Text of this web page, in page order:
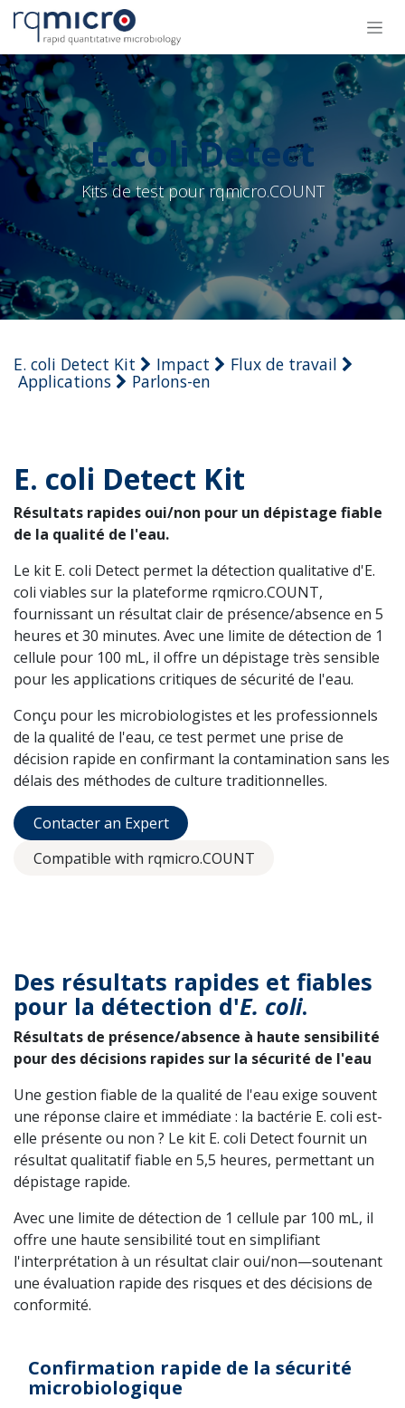
Se rendre au contenu
E. coli Detect
Kits de test pour rqmicro.COUNT
E. coli Detect Kit Impact Flux de travail
Applications Parlons-en
E. coli Detect Kit
Résultats rapides oui/non pour un dépistage fiable
de la qualité de l'eau.
Le kit E. coli Detect permet la détection qualitative d'E.
coli viables sur la plateforme rqmicro.COUNT,
fournissant un résultat clair de présence/absence en 5
heures et 30 minutes. Avec une limite de détection de 1
cellule pour 100 mL, il offre un dépistage très sensible
pour les applications critiques de sécurité de l'eau.
Conçu pour les microbiologistes et les professionnels
de la qualité de l'eau, ce test permet une prise de
décision rapide en confirmant la contamination sans les
délais des méthodes de culture traditionnelles.
Contacter an Expert
Compatible with rqmicro.COUNT
Des résultats rapides et fiables
pour la détection d'E. coli.
Résultats de présence/absence à haute sensibilité
pour des décisions rapides sur la sécurité de l'eau
Une gestion fiable de la qualité de l'eau exige souvent
une réponse claire et immédiate : la bactérie E. coli est-
elle présente ou non ? Le kit E. coli Detect fournit un
résultat qualitatif fiable en 5,5 heures, permettant un
dépistage rapide.
Avec une limite de détection de 1 cellule par 100 mL, il
offre une haute sensibilité tout en simplifiant
l'interprétation à un résultat clair oui/non—soutenant
une évaluation rapide des risques et des décisions de
conformité.
Confirmation rapide de la sécurité
microbiologique